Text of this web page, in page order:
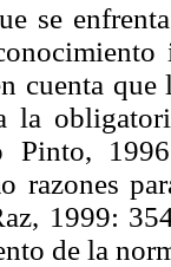
se
cuenta
la
Pinto,
razones
1999:
de la